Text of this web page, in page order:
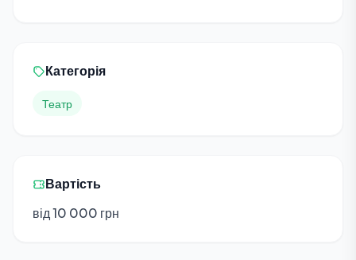
Категорія
Театр
Вартість
від 10 000 грн